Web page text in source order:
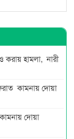
করায় হামলা, নারী
কামনায় দোয়া
দোয়া